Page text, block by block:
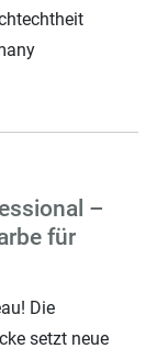
–
für
Die
setzt neue